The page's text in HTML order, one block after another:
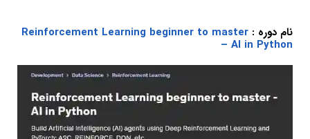
نام دوره : Reinforcement Learning beginner to master
– AI in Python